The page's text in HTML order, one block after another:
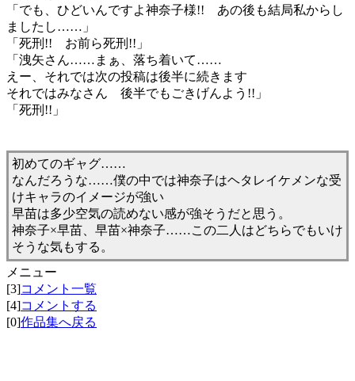
「でも、ひどいんですよ神奈子様!! あの後も結局私からし
ましたし……」
「死刑!! お前ら死刑!!」
「洩矢さん……まぁ、落ち着いて……
えー、それでは次の投稿は後半に続きます
それではみなさん 後半でもごきげんよう!!」
「死刑!!」
初めてのギャグ……
なんだろうな……僕の中では神奈子はヘタレイケメンな受
けキャラのイメージが強い
早苗は多少空気の読めない感が強そうだと思う。
神奈子×早苗、早苗×神奈子……この二人はどちらでもいけ
そうな気もする。
メニュー
[3]コメント一覧
[4]コメントする
[0]作品集へ戻る